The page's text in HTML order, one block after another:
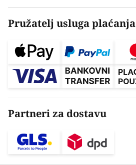
Pružatelj usluga plaćanja
Partneri za dostavu